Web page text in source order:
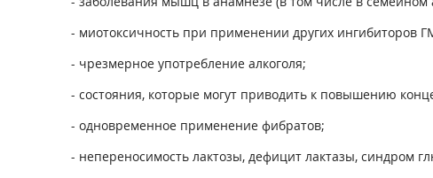
- миотоксичность при применении других ингибиторов
- чрезмерное употребление алкоголя;
- состояния, которые могут приводить к повышению
- одновременное применение фибратов;
- непереносимость лактозы, дефицит лактазы, синдром